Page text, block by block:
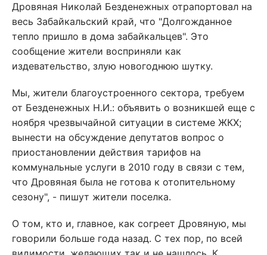
Дровяная Николай Безденежных отрапортовал на
весь Забайкальский край, что "Долгожданное
тепло пришло в дома забайкальцев". Это
сообщение жители восприняли как
издевательство, злую новогоднюю шутку.
Мы, жители благоустроенного сектора, требуем
от Безденежных Н.И.: объявить о возникшей еще с
ноября чрезвычайной ситуации в системе ЖКХ;
вынести на обсуждение депутатов вопрос о
приостановлении действия тарифов на
коммунальные услуги в 2010 году в связи с тем,
что Дровяная была не готова к отопительному
сезону", - пишут жители поселка.
О том, кто и, главное, как согреет Дровяную, мы
говорили больше года назад. С тех пор, по всей